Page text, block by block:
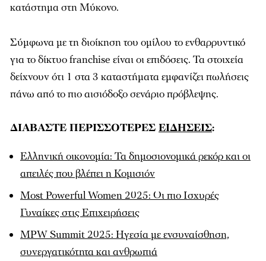
κατάστημα στη Μύκονο.
Σύμφωνα με τη διοίκηση του ομίλου το ενθαρρυντικό
για το δίκτυο franchise είναι οι επιδόσεις. Τα στοιχεία
δείχνουν ότι 1 στα 3 καταστήματα εμφανίζει πωλήσεις
πάνω από το πιο αισιόδοξο σενάριο πρόβλεψης.
ΔΙΑΒΑΣΤΕ ΠΕΡΙΣΣΟΤΕΡΕΣ ΕΙΔΗΣΕΙΣ:
Ελληνική οικονομία: Τα δημοσιονομικά ρεκόρ και οι
απειλές που βλέπει η Κομισιόν
Most Powerful Women 2025: Οι πιο Ισχυρές
Γυναίκες στις Επιχειρήσεις
MPW Summit 2025: Ηγεσία με ενσυναίσθηση,
συνεργατικότητα και ανθρωπιά